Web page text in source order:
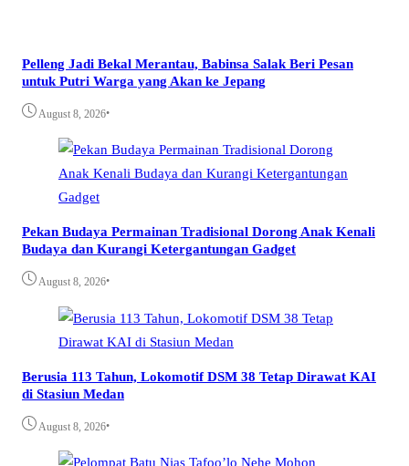
Pelleng Jadi Bekal Merantau, Babinsa Salak Beri Pesan
untuk Putri Warga yang Akan ke Jepang
August 8, 2026•
Pekan Budaya Permainan Tradisional Dorong Anak Kenali
Budaya dan Kurangi Ketergantungan Gadget
August 8, 2026•
Berusia 113 Tahun, Lokomotif DSM 38 Tetap Dirawat KAI
di Stasiun Medan
August 8, 2026•